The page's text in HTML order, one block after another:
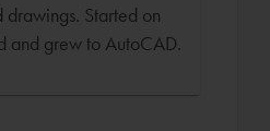
Started on
and grew to AutoCAD.